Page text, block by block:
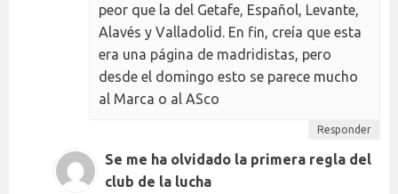
peor que la del Getafe, Español, Levante,
Alavés y Valladolid. En fin, creía que esta
era una página de madridistas, pero
desde el domingo esto se parece mucho
al Marca o al ASco
Responder
Se me ha olvidado la primera regla del
club de la lucha